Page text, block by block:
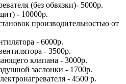
(без обвязки)- 5000р.
- 10000р.
производительностью от
- 6000р.
- 3500р.
клапана - 3000р.
заслонки - 1700р.
- 4500 р.